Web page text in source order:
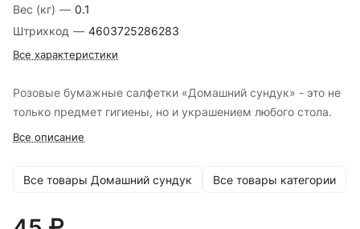
Вес (кг) — 0.1
Штрихкод — 4603725286283
Все характеристики
Розовые бумажные салфетки «Домашний сундук» - это не
только предмет гигиены, но и украшением любого стола.
Все описание
Все товары Домашний сундук Все товары категории